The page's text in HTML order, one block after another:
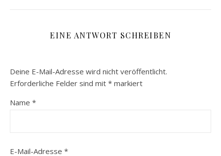
EINE ANTWORT SCHREIBEN
Deine E-Mail-Adresse wird nicht veröffentlicht.
Erforderliche Felder sind mit * markiert
Name *
E-Mail-Adresse *